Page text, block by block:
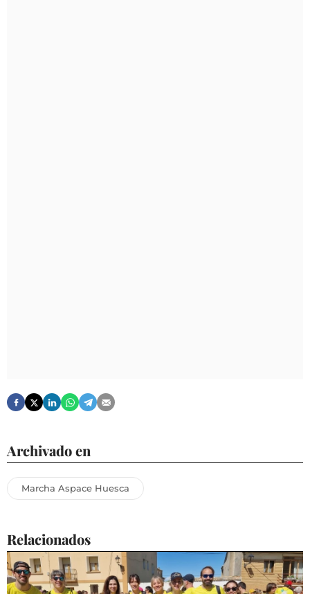
Archivado en
Marcha Aspace Huesca
Relacionados